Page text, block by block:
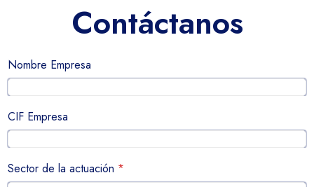
Contáctanos
Nombre Empresa
CIF Empresa
Sector de la actuación *